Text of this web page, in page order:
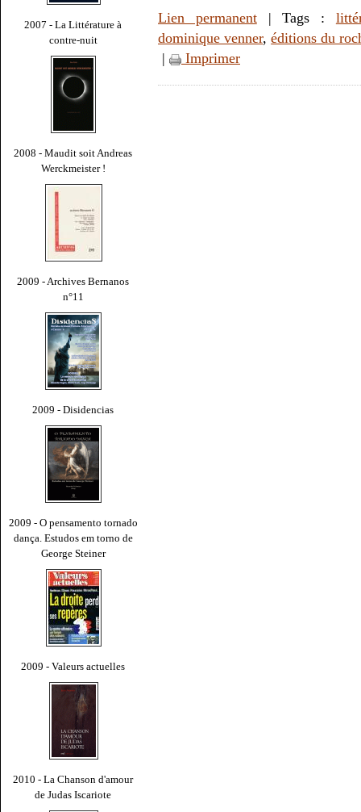
2007 - La Littérature à
contre-nuit
2008 - Maudit soit Andreas
Werckmeister !
2009 - Archives Bernanos
n°11
2009 - Disidencias
2009 - O pensamento tornado
dança. Estudos em torno de
George Steiner
2009 - Valeurs actuelles
2010 - La Chanson d'amour
de Judas Iscariote
Lien permanent| Tags :
dominique venner,éditions du
|
Imprimer